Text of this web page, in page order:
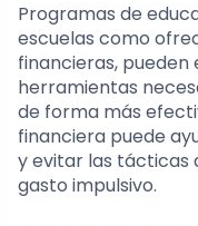
Programas de
escuelas como
financieras, pueden
herramientas
de forma más
financiera puede
y evitar las tácticas
gasto impulsivo.